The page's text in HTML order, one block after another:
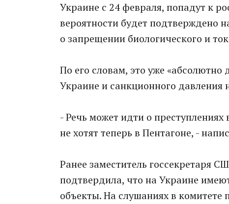
Украине с 24 февраля, попадут к
вероятности будет подтверждено
о запрещении биологического и
По его словам, это уже
Украине и санкционного давления
- Речь может идти о
не хотят теперь в Пентагоне, -
Ранее заместитель госсекретаря
подтвердила, что на Украине
объекты. На слушаниях в